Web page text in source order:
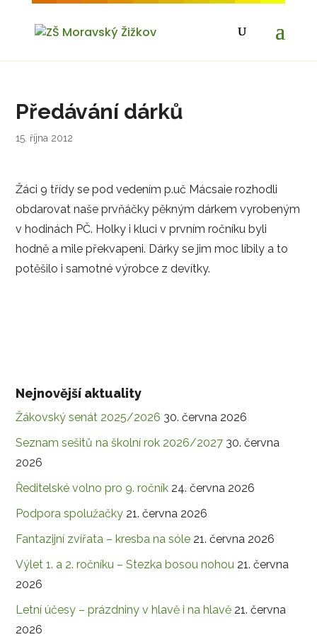
Předávání dárků
15. října 2012
Žáci 9 třídy se pod vedením p.uč Mácsaie rozhodli
obdarovat naše prvňáčky pěkným dárkem vyrobeným
v hodinách PČ. Holky i kluci v prvním ročníku byli
hodně a mile překvapeni. Dárky se jim moc líbily a to
potěšilo i samotné výrobce z devítky.
Nejnovější aktuality
Žákovský senát 2025/2026 30. června 2026
Seznam sešitů na školní rok 2026/2027 30. června
2026
Ředitelské volno pro 9. ročník 24. června 2026
Podpora spolužačky 21. června 2026
Fantazijní zvířata – kresba na sóle 21. června 2026
Výlet 1. a 2. ročníku – Stezka bosou nohou 21. června
2026
Letní účesy – prázdniny v hlavě i na hlavě 21. června
2026